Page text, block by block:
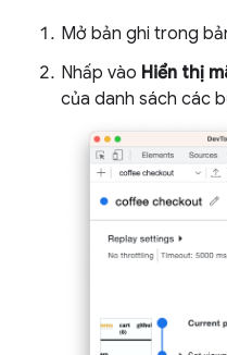
Mở bản ghi trong
Nhấp vào Hiển thị
của danh sách các